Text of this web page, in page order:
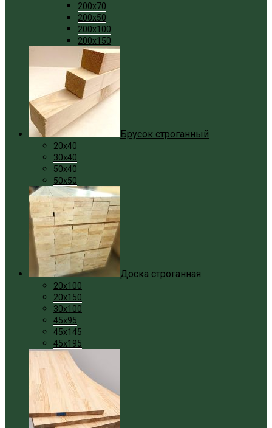
200x70
200x50
200x100
200x150
Брусок строганный
20x40
30x40
50x40
50x50
Доска строганная
20x100
20x150
30x100
45x95
45x145
45x195